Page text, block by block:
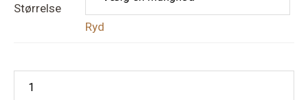
Størrelse
Ryd